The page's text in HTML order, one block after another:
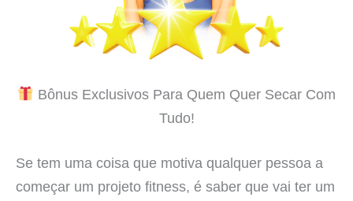
Bônus Exclusivos Para Quem Quer Secar Com
Tudo!
Se tem uma coisa que motiva qualquer pessoa a
começar um projeto fitness, é saber que vai ter um